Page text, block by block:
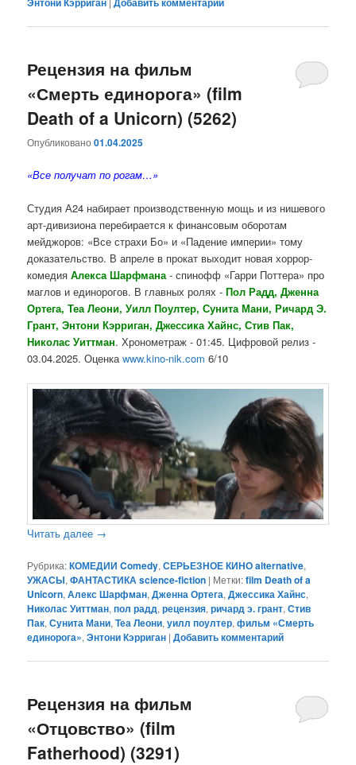
Рецензия на фильм
«Смерть единорога» (film
Death of a Unicorn) (5262)
Опубликовано01.04.2025
«Все получат по рогам…»
Студия А24 набирает производственную мощь и из нишевого
арт-дивизиона перебирается к финансовым оборотам
мейджоров: «Все страхи Бо» и «Падение империи» тому
доказательство. В апреле в прокат выходит новая хоррор-
комедияАлекса Шарфмана - спинофф «Гарри Поттера» про
маглов и единорогов. В главных ролях -Пол Радд, Дженна
Ортега, Теа Леони, Уилл Поултер, Сунита Мани, Ричард Э.
Грант, Энтони Кэрриган, Джессика Хайнс, Стив Пак,
Николас Уиттман. Хронометраж - 01:45. Цифровой релиз -
03.04.2025. Оценкаwww.kino-nik.com 6/10
Читать далее →
Рубрика:КОМЕДИИ Comedy,СЕРЬЕЗНОЕ КИНО alternative,
УЖАСЫ,ФАНТАСТИКА science-fiction | Метки:film Death of a
Unicorn,Алекс Шарфман,Дженна Ортега,Джессика Хайнс,
Николас Уиттман,пол радд,рецензия,ричард э. грант,Стив
Пак,Сунита Мани,Теа Леони,уилл поултер,фильм «Смерть
единорога»,Энтони Кэрриган |Добавить комментарий
Рецензия на фильм
«Отцовство» (film
Fatherhood) (3291)